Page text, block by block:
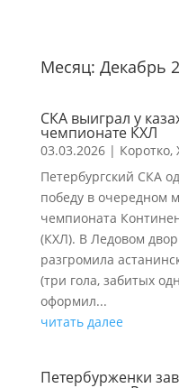
Месяц: Декабрь
СКА выиграл у
чемпионате КХЛ
03.03.2026| Коротко,
Петербургский СКА
победу в очередном
чемпионата
(КХЛ). В Ледовом
разгромила
(три гола, забитых
оформил...
читать далее
Петербурженки